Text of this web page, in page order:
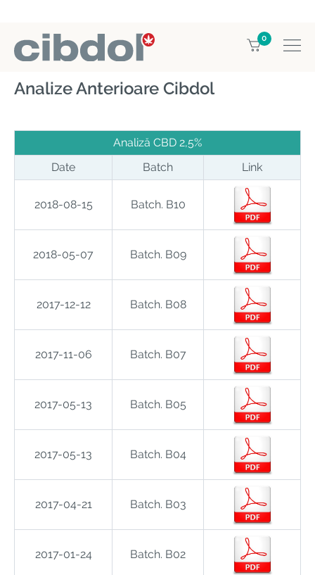
0
Home Arhivă analize ulei CBD Cibdol
Analize Anterioare Cibdol
Analiză CBD 2,5%
Date
Batch Link
2018-08-15 Batch. B10
2018-05-07 Batch. B09
2017-12-12 Batch. B08
2017-11-06 Batch. B07
2017-05-13 Batch. B05
2017-05-13 Batch. B04
2017-04-21 Batch. B03
2017-01-24 Batch. B02